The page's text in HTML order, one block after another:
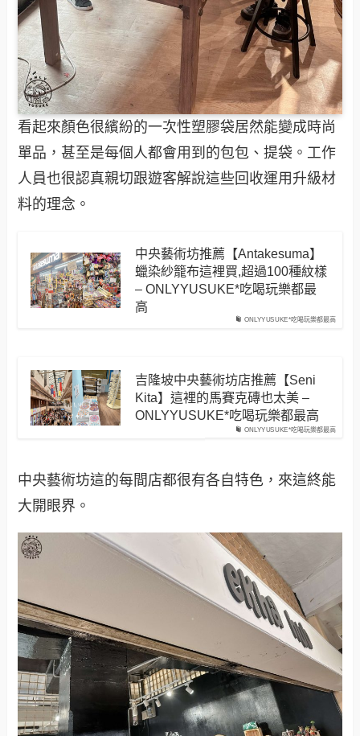
看起來顏色很繽紛的一次性塑膠袋居然能變成時尚
單品，甚至是每個人都會用到的包包、提袋。工作
人員也很認真親切跟遊客解說這些回收運用升級材
料的理念。
ONLYYUSUKE*吃喝玩樂都最高
中央藝術坊推薦【Antakesuma】
蠟染紗籠布這裡買,超過100種紋樣
– ONLYYUSUKE*吃喝玩樂都最
高
ONLYYUSUKE*吃喝玩樂都最高
吉隆坡中央藝術坊店推薦【Seni
Kita】這裡的馬賽克磚也太美 –
ONLYYUSUKE*吃喝玩樂都最高
中央藝術坊這的每間店都很有各自特色，來這終能
大開眼界。